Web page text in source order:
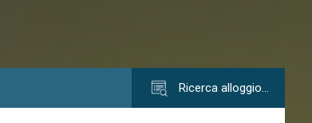
Ricerca alloggio…